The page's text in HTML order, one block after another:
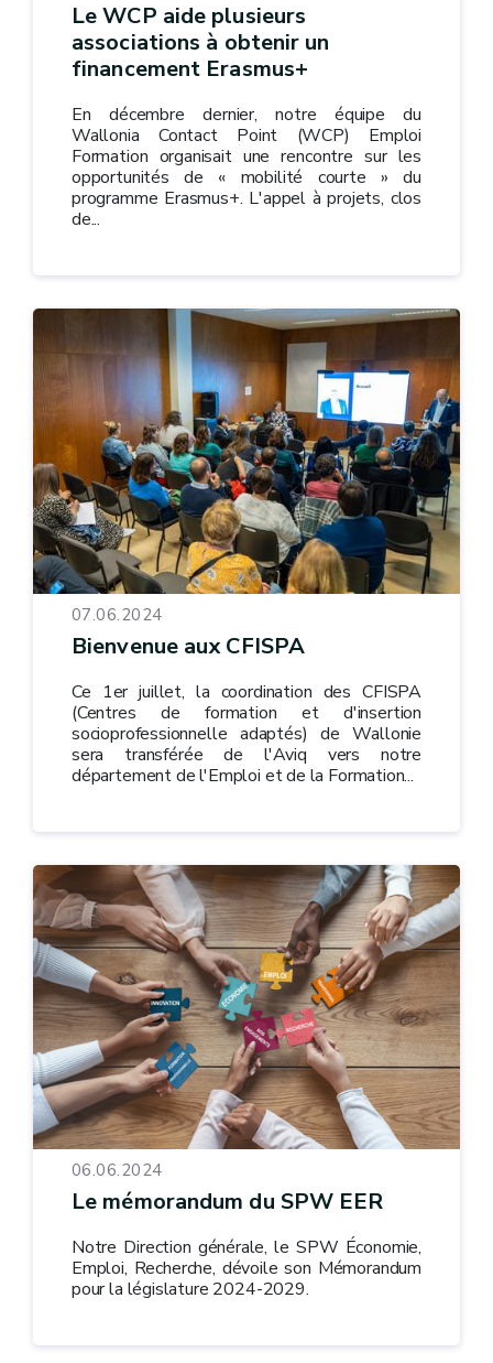
Le WCP aide plusieurs
associations à obtenir un
financement Erasmus+
En décembre dernier, notre équipe du
Wallonia Contact Point (WCP) Emploi
Formation organisait une rencontre sur les
opportunités de « mobilité courte » du
programme Erasmus+. L'appel à projets, clos
de...
07.06.2024
Bienvenue aux CFISPA
Ce 1er juillet, la coordination des CFISPA
(Centres de formation et d'insertion
socioprofessionnelle adaptés) de Wallonie
sera transférée de l'Aviq vers notre
département de l'Emploi et de la Formation...
06.06.2024
Le mémorandum du SPW EER
Notre Direction générale, le SPW Économie,
Emploi, Recherche, dévoile son Mémorandum
pour la législature 2024-2029.